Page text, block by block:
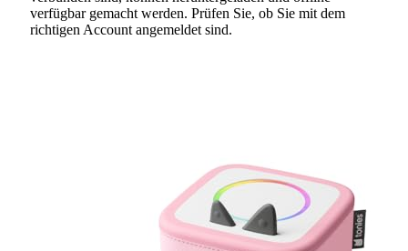
verfügbar gemacht werden. Prüfen Sie, ob Sie mit dem
richtigen Account angemeldet sind.